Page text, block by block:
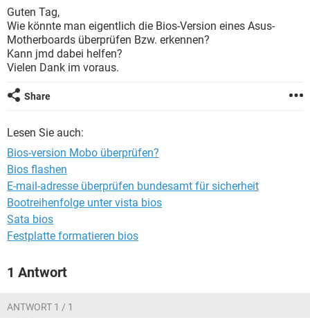
WHATSAPP
FACEBOOK HARDWARE
WINDOWS 10
WHATSAPP TIKTOK
FACEBOOK
SPIELE
ANDROID IOS
WINDOWS 10
FACEBOOK
Guten Tag,
Wie könnte man eigentlich die Bios-Version eines Asus-
Motherboards überprüfen Bzw. erkennen?
Kann jmd dabei helfen?
Vielen Dank im voraus.
Share
Lesen Sie auch:
Bios-version Mobo überprüfen?
Bios flashen
E-mail-adresse überprüfen bundesamt für sicherheit
Bootreihenfolge unter vista bios
Sata bios
Festplatte formatieren bios
1 Antwort
ANTWORT 1 / 1